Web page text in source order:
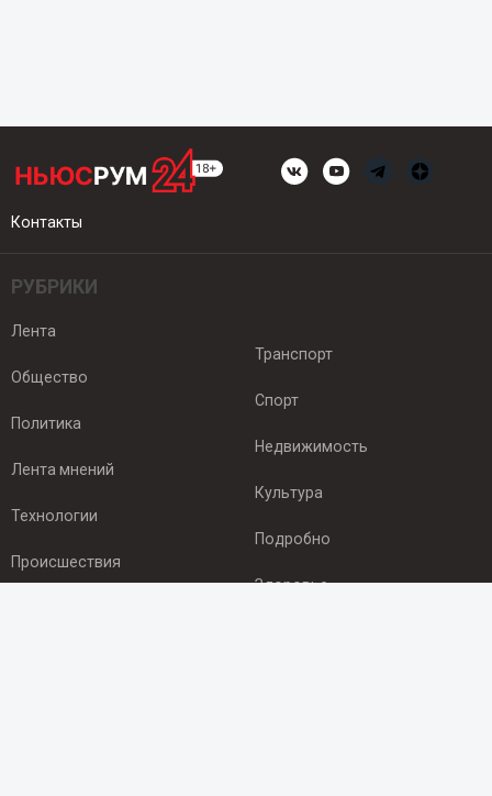
Контакты
РУБРИКИ
Лента
Общество
Политика
Лента мнений
Технологии
Происшествия
Транспорт
Спорт
Недвижимость
Культура
Подробно
Здоровье